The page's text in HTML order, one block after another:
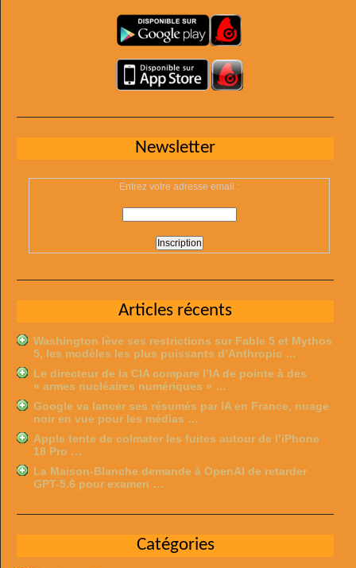
Newsletter
Entrez votre adresse email :
Articles récents
Washington lève ses restrictions sur Fable 5 et Mythos
5, les modèles les plus puissants d’Anthropic …
Le directeur de la CIA compare l’IA de pointe à des
« armes nucléaires numériques » …
Google va lancer ses résumés par IA en France, nuage
noir en vue pour les médias …
Apple tente de colmater les fuites autour de l’iPhone
18 Pro …
La Maison-Blanche demande à OpenAI de retarder
GPT-5.6 pour examen …
Catégories